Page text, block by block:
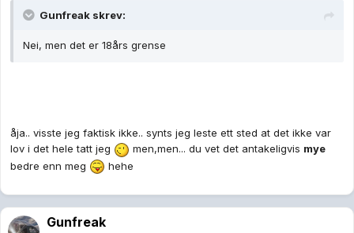
Gunfreak skrev:
Nei, men det er 18års grense
åja.. visste jeg faktisk ikke.. synts jeg leste ett sted at det ikke var
lov i det hele tatt jeg
men,men... du vet det antakeligvis mye
bedre enn meg
hehe
Gunfreak